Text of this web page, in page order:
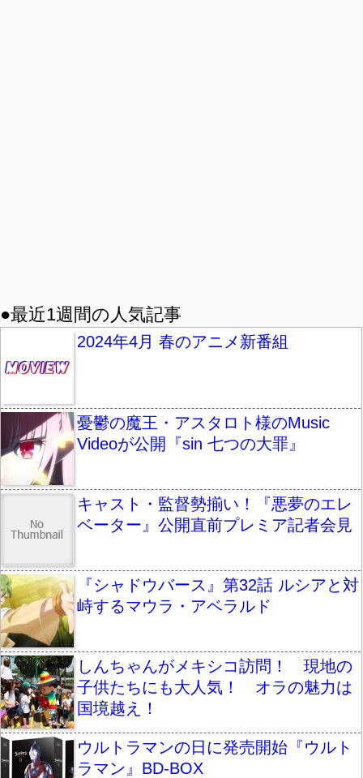
●最近1週間の人気記事
2024年4月 春のアニメ新番組
憂鬱の魔王・アスタロト様のMusic
Videoが公開『sin 七つの大罪』
キャスト・監督勢揃い！『悪夢のエレ
ベーター』公開直前プレミア記者会見
『シャドウバース』第32話 ルシアと対
峙するマウラ・アベラルド
しんちゃんがメキシコ訪問！ 現地の
子供たちにも大人気！ オラの魅力は
国境越え！
ウルトラマンの日に発売開始『ウルト
ラマン』BD-BOX